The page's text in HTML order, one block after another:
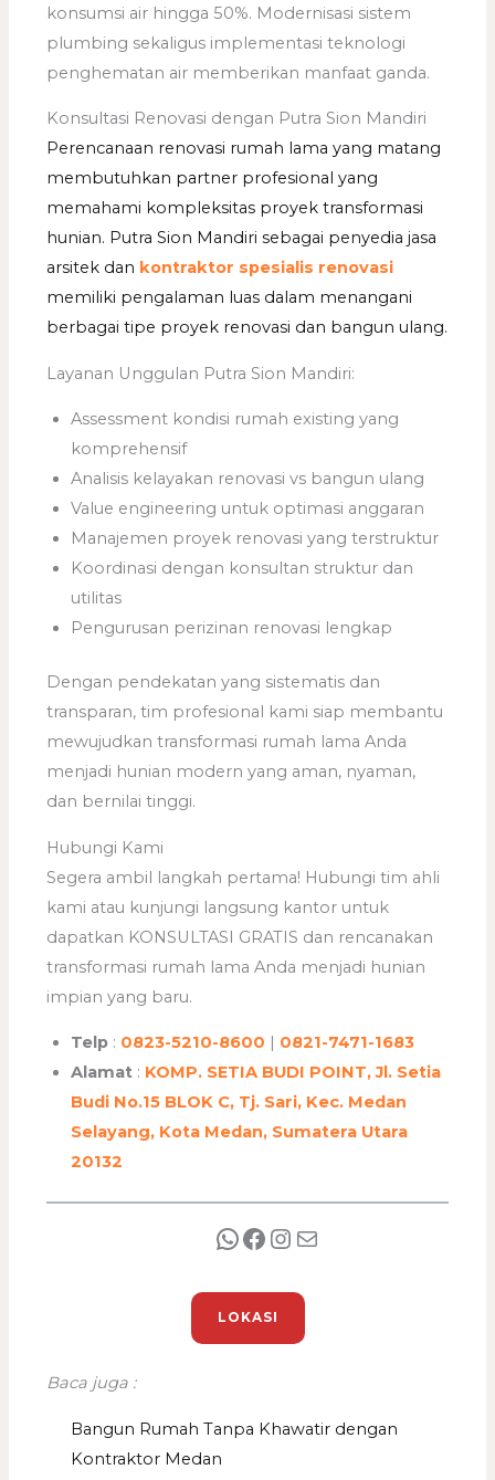
konsumsi air hingga 50%. Modernisasi sistem
plumbing sekaligus implementasi teknologi
penghematan air memberikan manfaat ganda.
Konsultasi Renovasi dengan Putra Sion Mandiri
Perencanaan renovasi rumah lama yang matang
membutuhkan partner profesional yang
memahami kompleksitas proyek transformasi
hunian. Putra Sion Mandiri sebagai penyedia jasa
arsitek dan kontraktor spesialis renovasi
memiliki pengalaman luas dalam menangani
berbagai tipe proyek renovasi dan bangun ulang.
Layanan Unggulan Putra Sion Mandiri:
Assessment kondisi rumah existing yang
komprehensif
Analisis kelayakan renovasi vs bangun ulang
Value engineering untuk optimasi anggaran
Manajemen proyek renovasi yang terstruktur
Koordinasi dengan konsultan struktur dan
utilitas
Pengurusan perizinan renovasi lengkap
Dengan pendekatan yang sistematis dan
transparan, tim profesional kami siap membantu
mewujudkan transformasi rumah lama Anda
menjadi hunian modern yang aman, nyaman,
dan bernilai tinggi.
Hubungi Kami
Segera ambil langkah pertama! Hubungi tim ahli
kami atau kunjungi langsung kantor untuk
dapatkan KONSULTASI GRATIS dan rencanakan
transformasi rumah lama Anda menjadi hunian
impian yang baru.
Telp : 0823-5210-8600
0821-7471-1683
Alamat : KOMP. SETIA BUDI POINT, Jl. Setia
Budi No.15 BLOK C, Tj. Sari, Kec. Medan
Selayang, Kota Medan, Sumatera Utara
20132
LOKASI
Baca juga :
Bangun Rumah Tanpa Khawatir dengan
Kontraktor Medan